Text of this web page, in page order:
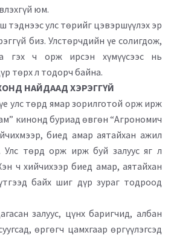
юм.
тэднээс улс төрийг цэвэршүүлэх эр
биз. Улстөрчдийн үе солигдож,
гэх ч орж ирсэн хүмүүсээс нь
төрх л тодорч байна.
НАЙДААД ХЭРЭГГҮЙ
улс төрд ямар зорилготой орж ирж
кинонд буриад өвгөн “Агрономич
биед амар аятайхан ажил
Улс төрд орж ирж буй залуус яг л
ч хийчихээр биед амар, аятайхан
байх шиг дүр зураг тодроод
залуус, цүнх баригчид, албан
өргөгч цамхгаар өргүүлэгсэд